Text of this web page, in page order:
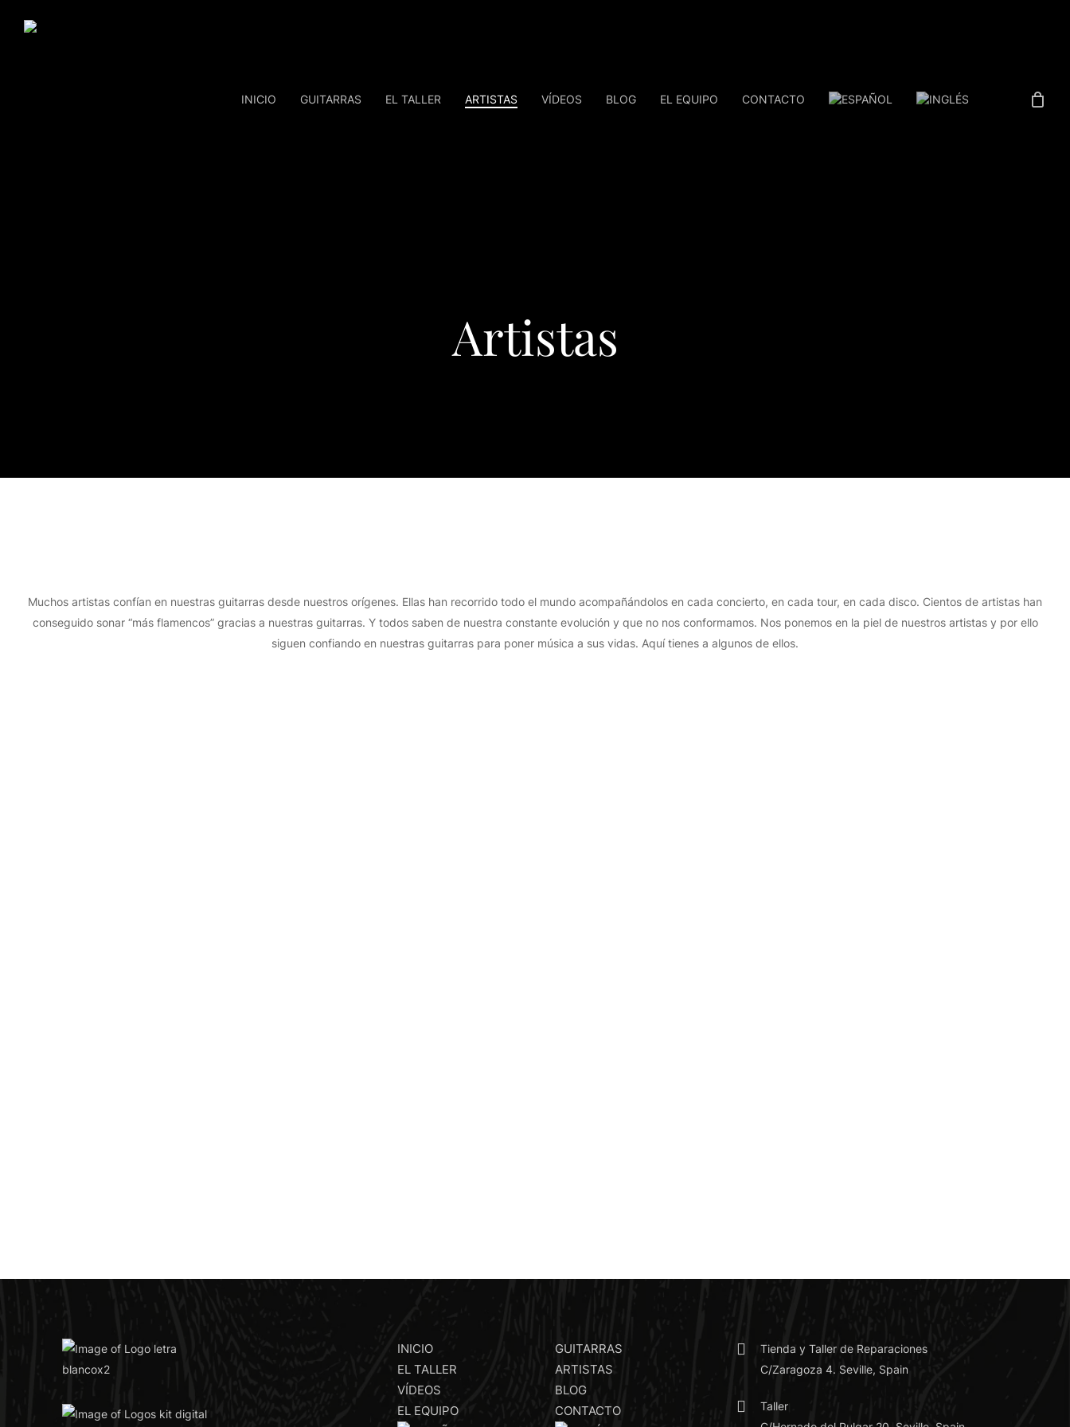
INICIO GUITARRAS EL TALLER ARTISTAS VÍDEOS BLOG EL EQUIPO CONTACTO
Artistas
Muchos artistas confían en nuestras guitarras desde nuestros orígenes. Ellas han recorrido todo el mundo acompañándolos en cada concierto, en cada tour, en cada disco. Cientos de artistas han
conseguido sonar “más flamencos” gracias a nuestras guitarras. Y todos saben de nuestra constante evolución y que no nos conformamos. Nos ponemos en la piel de nuestros artistas y por ello
siguen confiando en nuestras guitarras para poner música a sus vidas. Aquí tienes a algunos de ellos.
INICIO
GUITARRAS
EL TALLER
ARTISTAS
VÍDEOS
BLOG
EL EQUIPO
CONTACTO
Tienda y Taller de Reparaciones
C/Zaragoza 4. Seville, Spain
Taller